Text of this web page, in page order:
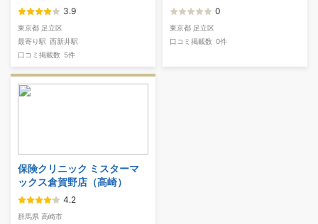
3.9
東京都 足立区
最寄り駅 西新井駅
口コミ掲載数 5件
0
東京都 足立区
口コミ掲載数 0件
保険クリニック ミスターマ
ックス倉賀野店（高崎）
4.2
群馬県 高崎市